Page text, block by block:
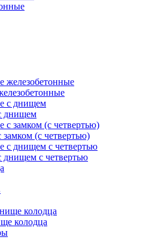
днищем
(с четвертью)
днищем с четвертью
колодца